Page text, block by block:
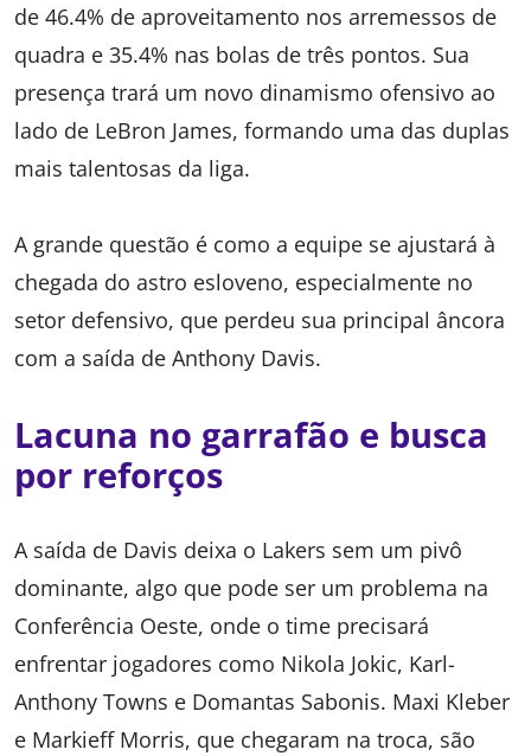
de 46.4% de aproveitamento nos arremessos de
quadra e 35.4% nas bolas de três pontos. Sua
presença trará um novo dinamismo ofensivo ao
lado de LeBron James, formando uma das duplas
mais talentosas da liga.
A grande questão é como a equipe se ajustará à
chegada do astro esloveno, especialmente no
setor defensivo, que perdeu sua principal âncora
com a saída de Anthony Davis.
Lacuna no garrafão e busca
por reforços
A saída de Davis deixa o Lakers sem um pivô
dominante, algo que pode ser um problema na
Conferência Oeste, onde o time precisará
enfrentar jogadores como Nikola Jokic, Karl-
Anthony Towns e Domantas Sabonis. Maxi Kleber
e Markieff Morris, que chegaram na troca, são